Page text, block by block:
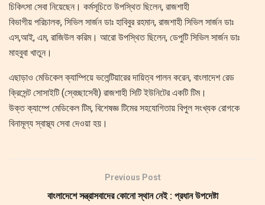
চিকিৎসা সেবা নিয়েছেন। কর্মসূচিতে উপস্থিত ছিলেন, রাজশাহী
বিভাগীয় পরিচালক, সিভিল সার্জন ডাঃ হাবিবুর রহমান, রাজশাহী সিভিল সার্জন ডাঃ
এস,আই, এম, রাজিউল করিম। আরো উপস্থিত ছিলেন, ডেপুটি সিভিল সার্জন ডাঃ
মাহবুবা খাতুন।
এছাড়াও মেডিকেল ক্যাম্পিয়ে ভলেন্টিয়ারের দায়িত্ব পালন করেন, বাংলাদেশ রেড
ক্রিসেন্ট সোসাইটি (স্বেচ্ছাসেবী) রাজশাহী সিটি ইউনিটের একটি টিম।
উক্ত ক্যাম্পে মেডিকেল টিম, বিশেষজ্ঞ টিমের সহযোগিতায় বিপুল সংখ্যক রোগকে
বিনামূল্য স্বাস্থ্য সেবা দেওয়া হয়।
Previous Post
বাংলাদেশে সন্ত্রাসবাদের কোনো স্থান নেই : প্রধান উপদেষ্টা